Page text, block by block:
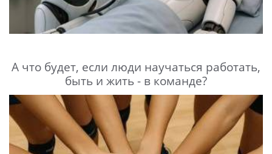
А что будет, если люди научаться работать,
быть и жить - в команде?